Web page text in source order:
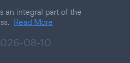
an integral part of the
Read More
08-10